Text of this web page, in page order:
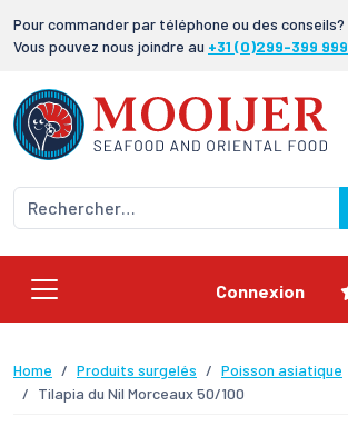
Pour commander par téléphone ou des conseils?
Vous pouvez nous joindre au +31 (0)299-399 999
Connexion
Home Produits surgelés Poisson asiatique
Tilapia du Nil Morceaux 50/100